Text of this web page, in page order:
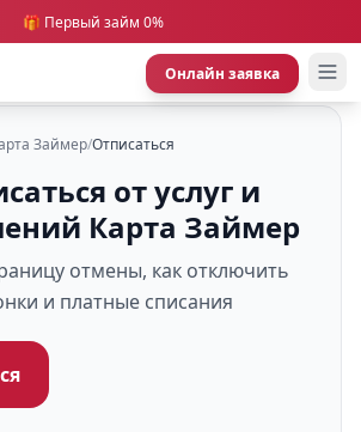
🎁 Первый займ 0%
Онлайн заявка
Займер/Отписаться
от услуг и
Карта Займер
отмены, как отключить
и платные списания